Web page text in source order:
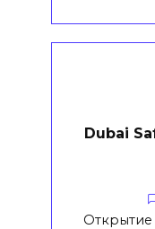
Dubai
Открытие